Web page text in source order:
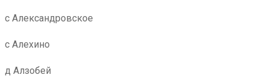
с Александровское
с Алехино
д Алзобей